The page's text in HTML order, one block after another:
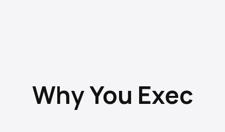
Why You Exec